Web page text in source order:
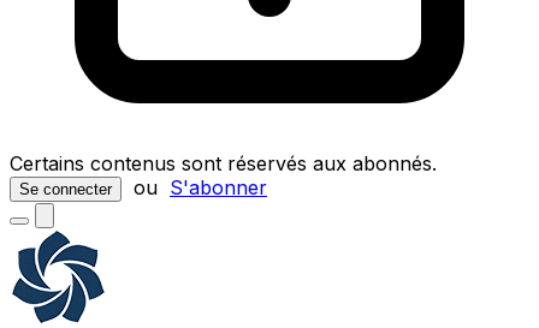
Certains contenus sont réservés aux abonnés.
Se connecter ou S'abonner